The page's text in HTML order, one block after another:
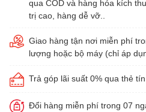
qua COD và hàng hóa kích
trị cao, hàng dễ vỡ..
Giao hàng tận nơi miễn phí
lượng hoặc bộ máy (chỉ áp
Trả góp lãi suất 0% qua thẻ
Đổi hàng miễn phí trong 07